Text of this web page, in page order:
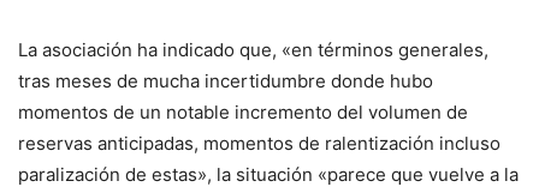
La asociación ha indicado que, «en términos generales,
tras meses de mucha incertidumbre donde hubo
momentos de un notable incremento del volumen de
reservas anticipadas, momentos de ralentización incluso
paralización de estas», la situación «parece que vuelve a la